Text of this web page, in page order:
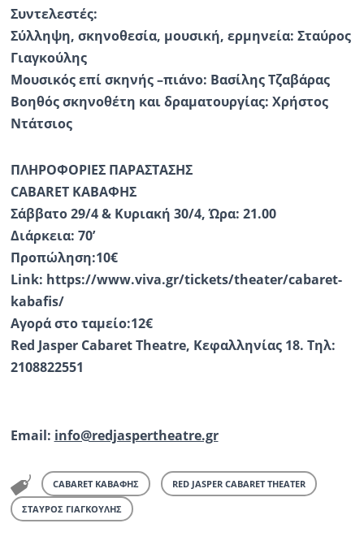
Συντελεστές:
Σύλληψη, σκηνοθεσία, μουσική, ερμηνεία: Σταύρος
Γιαγκούλης
Μουσικός επί σκηνής –πιάνο: Βασίλης Τζαβάρας
Βοηθός σκηνοθέτη και δραματουργίας: Χρήστος
Ντάτσιος
ΠΛΗΡΟΦΟΡΙΕΣ ΠΑΡΑΣΤΑΣΗΣ
CABARET ΚΑΒΑΦΗΣ
Σάββατο 29/4 & Κυριακή 30/4, Ώρα: 21.00
Διάρκεια: 70’
Προπώληση:10€
Link: https://www.viva.gr/tickets/theater/cabaret-
kabafis/
Αγορά στο ταμείο:12€
Red Jasper Cabaret Theatre, Κεφαλληνίας 18. Τηλ:
2108822551
Email: info@redjaspertheatre.gr
CABARET ΚΑΒΑΦΗΣ RED JASPER CABARET THEATER
ΣΤΑΥΡΟΣ ΓΙΑΓΚΟΥΛΗΣ